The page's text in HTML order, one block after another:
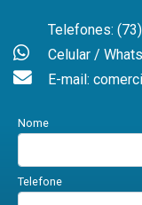
Telefones:
Celular /
E-mail:
Nome
Telefone